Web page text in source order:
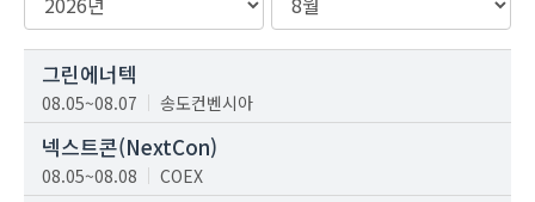
그린에너텍
08.05~08.07 송도컨벤시아
넥스트콘(NextCon)
08.05~08.08 COEX